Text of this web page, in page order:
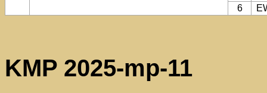
6
KMP 2025-mp-11